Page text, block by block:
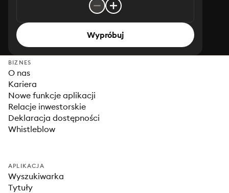
Wypróbuj
BIZNES
O nas
Kariera
Nowe funkcje aplikacji
Relacje inwestorskie
Deklaracja dostępności
Whistleblow
APLIKACJA
Wyszukiwarka
Tytuły